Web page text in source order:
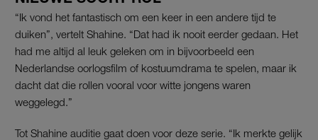
“Ik vond het fantastisch om een keer in een andere tijd te
duiken”, vertelt Shahine. “Dat had ik nooit eerder gedaan. Het
had me altijd al leuk geleken om in bijvoorbeeld een
Nederlandse oorlogsfilm of kostuumdrama te spelen, maar ik
dacht dat die rollen vooral voor witte jongens waren
weggelegd.”
Tot Shahine auditie gaat doen voor deze serie. “Ik merkte gelijk